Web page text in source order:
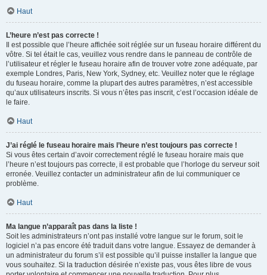
Haut
L’heure n’est pas correcte !
Il est possible que l’heure affichée soit réglée sur un fuseau horaire différent du
vôtre. Si tel était le cas, veuillez vous rendre dans le panneau de contrôle de
l’utilisateur et régler le fuseau horaire afin de trouver votre zone adéquate, par
exemple Londres, Paris, New York, Sydney, etc. Veuillez noter que le réglage
du fuseau horaire, comme la plupart des autres paramètres, n’est accessible
qu’aux utilisateurs inscrits. Si vous n’êtes pas inscrit, c’est l’occasion idéale de
le faire.
Haut
J’ai réglé le fuseau horaire mais l’heure n’est toujours pas correcte !
Si vous êtes certain d’avoir correctement réglé le fuseau horaire mais que
l’heure n’est toujours pas correcte, il est probable que l’horloge du serveur soit
erronée. Veuillez contacter un administrateur afin de lui communiquer ce
problème.
Haut
Ma langue n’apparaît pas dans la liste !
Soit les administrateurs n’ont pas installé votre langue sur le forum, soit le
logiciel n’a pas encore été traduit dans votre langue. Essayez de demander à
un administrateur du forum s’il est possible qu’il puisse installer la langue que
vous souhaitez. Si la traduction désirée n’existe pas, vous êtes libre de vous